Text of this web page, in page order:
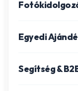
Igazolványkép
Egyedi
Segítség &